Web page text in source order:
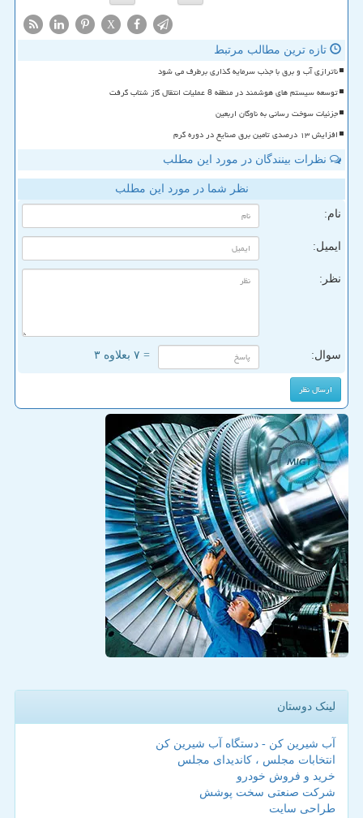
X
تازه ترین مطالب مرتبط
ناترازی آب و برق با جذب سرمایه گذاری برطرف می شود
توسعه سیستم های هوشمند در منطقه 8 عملیات انتقال گاز شتاب گرفت
جزئیات سوخت رسانی به ناوگان اربعین
افزایش ۱۳ درصدی تامین برق صنایع در دوره گرم
نظرات بینندگان در مورد این مطلب
نظر شما در مورد این مطلب
نام:
ایمیل:
نظر:
سوال: = ۷ بعلاوه ۳
لینک دوستان
آب شیرین کن - دستگاه آب شیرین کن
انتخابات مجلس ، کاندیدای مجلس
خرید و فروش خودرو
شرکت صنعتی سخت پوشش
طراحی سایت